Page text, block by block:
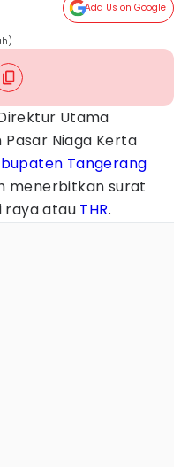
Add Us on Google
Utama
Niaga Kerta
Tangerang
menerbitkan surat
raya atau THR.